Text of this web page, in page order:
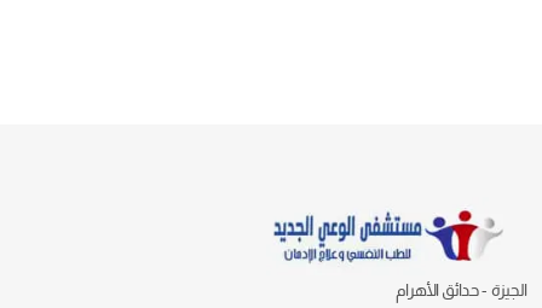
الجيزة - حدائق الأهرام